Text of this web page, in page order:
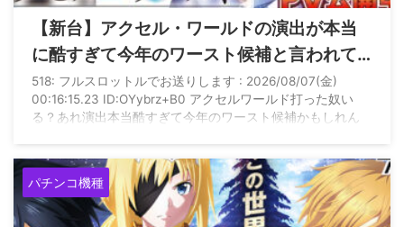
【新台】アクセル・ワールドの演出が本当
に酷すぎて今年のワースト候補と言われて
しまう
518: フルスロットルでお送りします : 2026/08/07(金)
00:16:15.23 ID:OYybrz+B0 アクセルワールド打った奴い
る？あれ演出本当酷すぎて今年のワースト候補かもしれん
パチンコ機種